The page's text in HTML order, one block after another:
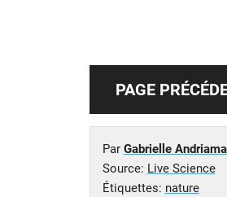
PAGE
Par Gabrielle
Source: Live Science
Étiquettes: nature